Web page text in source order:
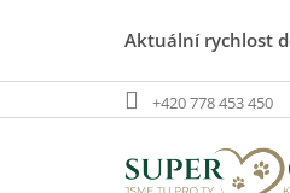
Aktuální rychlost
+420 778 453 450